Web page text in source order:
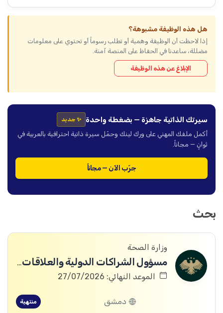
هل هذه الوظيفة مشبوهة؟
إذا لاحظت أن الوظيفة وهمية أو تطلب رسوماً أو تحتوي على معلومات
مضللة، ساعدنا في الحفاظ على المنصة آمنة.
الإبلاغ عن هذه الوظيفة
سيرتك الذاتية جاهزة — بضغطة واحدة ✨ جديد
أكمل ملفك المهني على ورك لينك وحمّل سيرة ذاتية احترافية بالعربية في
ثوانٍ — مجاناً.
جرّب الآن — مجاناً
بحث
وزارة الصحة
مسؤول الشراكات الدولية والعلاقات المؤسسية
الموعد النهائي: 27/07/2026
دمشق منتهية